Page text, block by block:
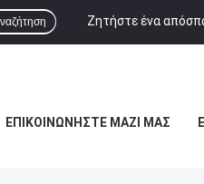
Ζητήστε ένα
ΕΠΙΚΟΙΝΩΝΉΣΤΕ ΜΑΖΊ ΜΑΣ